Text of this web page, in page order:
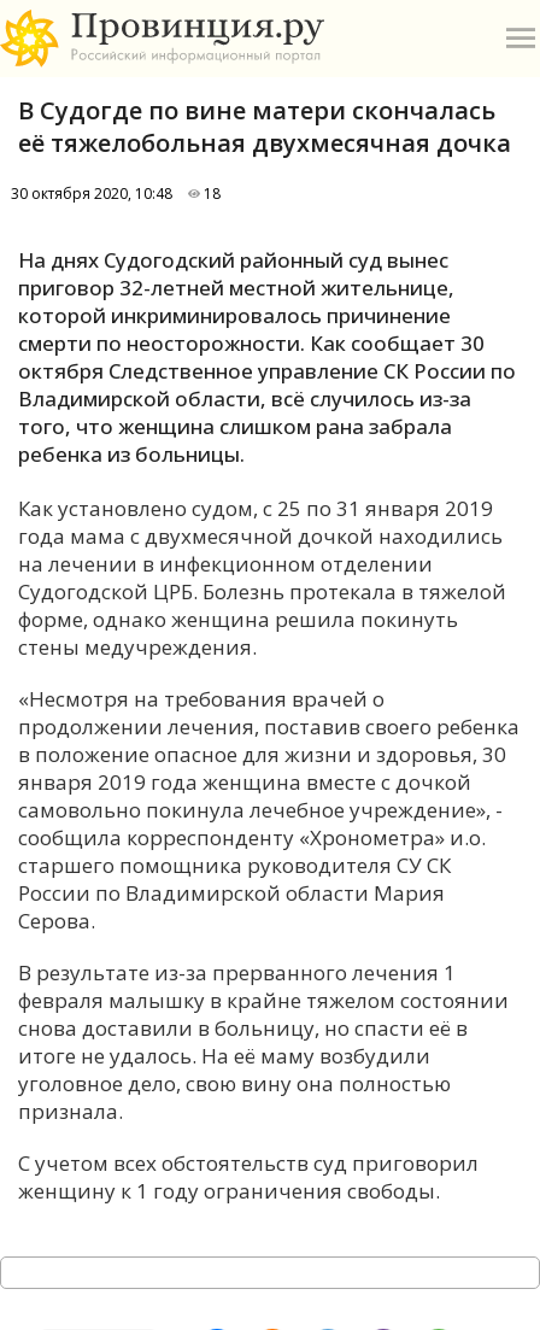
А
Б
В
Е
К
Н
О
П
С
Т
Х
Я
В Судогде по вине матери скончалась
её тяжелобольная двухмесячная дочка
30 октября 2020, 10:48 18
На днях Судогодский районный суд вынес
приговор 32-летней местной жительнице,
которой инкриминировалось причинение
смерти по неосторожности. Как сообщает 30
октября Следственное управление СК России по
Владимирской области, всё случилось из-за
того, что женщина слишком рана забрала
ребенка из больницы.
Как установлено судом, с 25 по 31 января 2019
года мама с двухмесячной дочкой находились
на лечении в инфекционном отделении
Судогодской ЦРБ. Болезнь протекала в тяжелой
форме, однако женщина решила покинуть
стены медучреждения.
«Несмотря на требования врачей о
продолжении лечения, поставив своего ребенка
в положение опасное для жизни и здоровья, 30
января 2019 года женщина вместе с дочкой
самовольно покинула лечебное учреждение», -
сообщила корреспонденту «Хронометра» и.о.
старшего помощника руководителя СУ СК
России по Владимирской области Мария
Серова.
В результате из-за прерванного лечения 1
февраля малышку в крайне тяжелом состоянии
снова доставили в больницу, но спасти её в
итоге не удалось. На её маму возбудили
уголовное дело, свою вину она полностью
признала.
С учетом всех обстоятельств суд приговорил
женщину к 1 году ограничения свободы.